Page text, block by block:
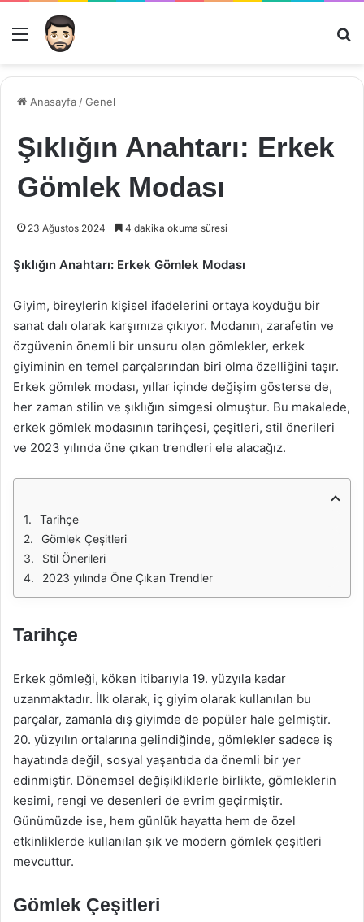
Menü
Anasayfa /Genel
Şıklığın Anahtarı: Erkek
Gömlek Modası
23 Ağustos 2024 4 dakika okuma süresi
Şıklığın Anahtarı: Erkek Gömlek Modası
Giyim, bireylerin kişisel ifadelerini ortaya koyduğu bir
sanat dalı olarak karşımıza çıkıyor. Modanın, zarafetin ve
özgüvenin önemli bir unsuru olan gömlekler, erkek
giyiminin en temel parçalarından biri olma özelliğini taşır.
Erkek gömlek modası, yıllar içinde değişim gösterse de,
her zaman stilin ve şıklığın simgesi olmuştur. Bu makalede,
erkek gömlek modasının tarihçesi, çeşitleri, stil önerileri
ve 2023 yılında öne çıkan trendleri ele alacağız.
Tarihçe
Gömlek Çeşitleri
Stil Önerileri
2023 yılında Öne Çıkan Trendler
Tarihçe
Erkek gömleği, köken itibarıyla 19. yüzyıla kadar
uzanmaktadır. İlk olarak, iç giyim olarak kullanılan bu
parçalar, zamanla dış giyimde de popüler hale gelmiştir.
20. yüzyılın ortalarına gelindiğinde, gömlekler sadece iş
hayatında değil, sosyal yaşantıda da önemli bir yer
edinmiştir. Dönemsel değişikliklerle birlikte, gömleklerin
kesimi, rengi ve desenleri de evrim geçirmiştir.
Günümüzde ise, hem günlük hayatta hem de özel
etkinliklerde kullanılan şık ve modern gömlek çeşitleri
mevcuttur.
Gömlek Çeşitleri